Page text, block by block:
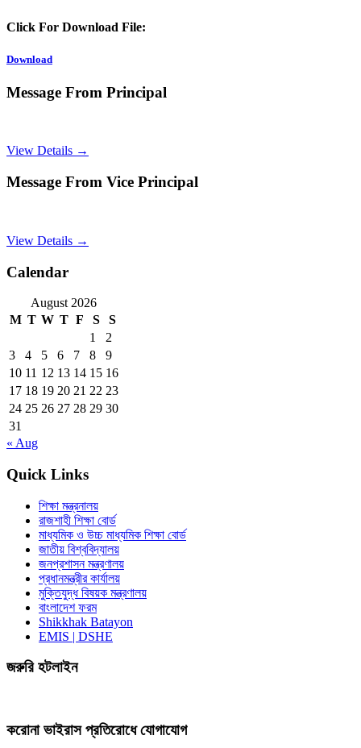
Click For Download File:
Download
Message From Principal
View Details →
Message From Vice Principal
View Details →
Calendar
August 2026
M T W T F S
S
1
2
3
4 5 6 7 8
9
10 11 12 13 14 15 16
17 18 19 20 21 22 23
24 25 26 27 28 29 30
31
« Aug
Quick Links
শিক্ষা মন্ত্রনালয়
রাজশাহী শিক্ষা বোর্ড
মাধ্যমিক ও উচ্চ মাধ্যমিক শিক্ষা বোর্ড
জাতীয় বিশ্ববিদ্যালয়
জনপ্রশাসন মন্ত্রণালয়
প্রধানমন্ত্রীর কার্যালয়
মুক্তিযুদ্ধ বিষয়ক মন্ত্রণালয়
বাংলাদেশ ফরম
Shikkhak Batayon
EMIS | DSHE
জরুরি হটলাইন
করোনা ভাইরাস প্রতিরোধে যোগাযোগ